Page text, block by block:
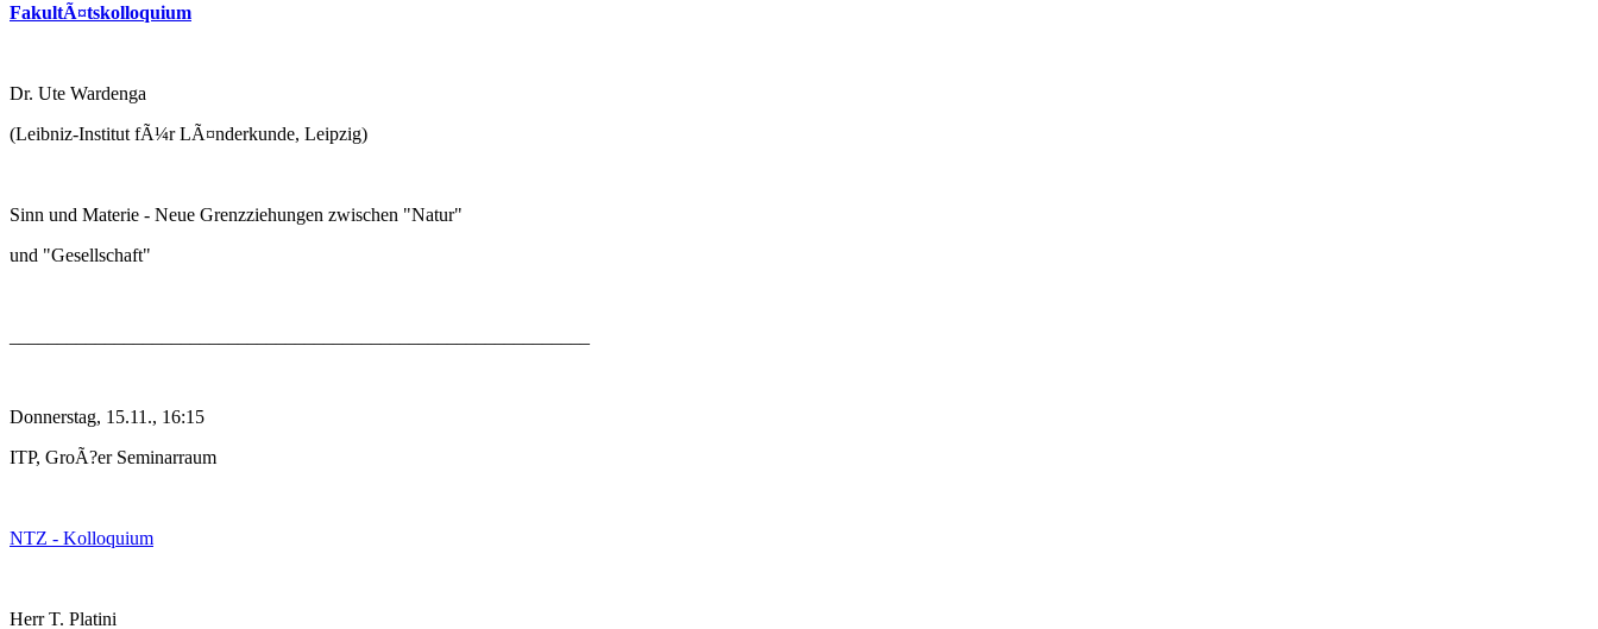
FakultÃ¤tskolloquium
Dr. Ute Wardenga
(Leibniz-Institut fÃ¼r LÃ¤nderkunde, Leipzig)
Sinn und Materie - Neue Grenzziehungen zwischen "Natur"
und "Gesellschaft"
Donnerstag, 15.11., 16:15
ITP, GroÃ?er Seminarraum
NTZ - Kolloquium
Herr T. Platini